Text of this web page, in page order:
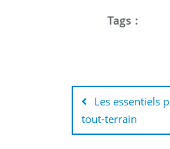
Tags :
de
l’article
Les essentiels
tout-terrain